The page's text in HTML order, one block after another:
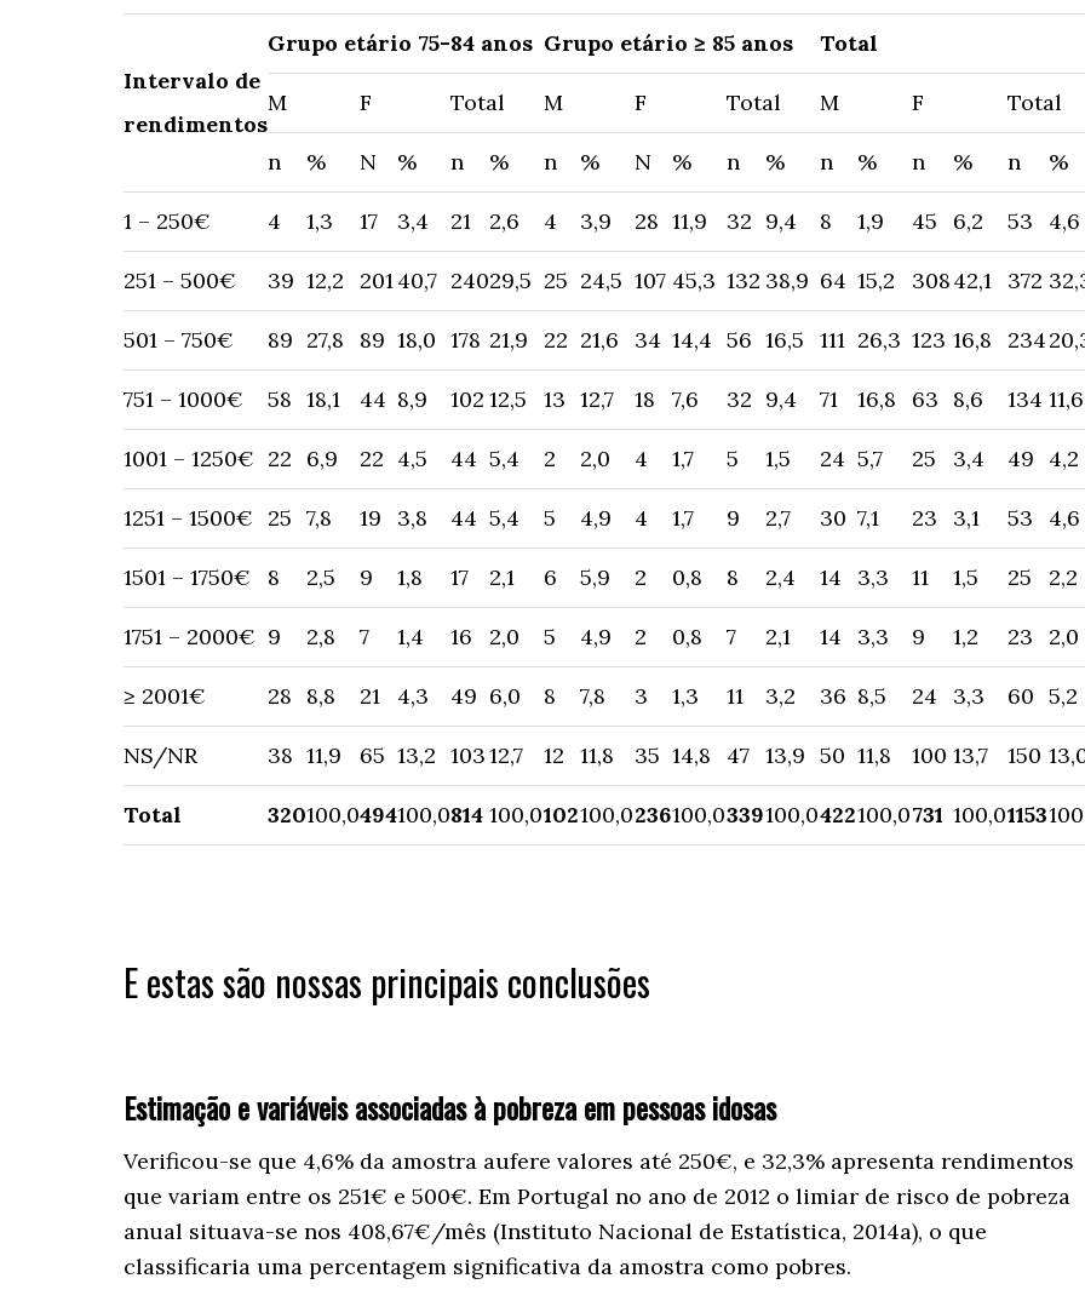
Intervalo de
rendimentos
Grupo etário 75-84 anos Grupo etário ≥ 85 anos Total
M F Total M F Total M F Total
n % N % n % n % N % n % n % n % n %
1 – 250€ 4 1,3 17 3,4 21 2,6 4 3,9 28 11,9 32 9,4 8 1,9 45 6,2 53 4,6
251 – 500€ 39 12,2 20140,7 24029,5 25 24,5 107 45,3 132 38,9 64 15,2 30842,1 372
501 – 750€ 89 27,8 89 18,0 178 21,9 22 21,6 34 14,4 56 16,5 111 26,3 123 16,8 234
751 – 1000€ 58 18,1 44 8,9 102 12,5 13 12,7 18 7,6 32 9,4 71 16,8 63 8,6 134 11,6
1001 – 1250€ 22 6,9 22 4,5 44 5,4 2 2,0 4 1,7 5 1,5 24 5,7 25 3,4 49 4,2
1251 – 1500€ 25 7,8 19 3,8 44 5,4 5 4,9 4 1,7 9 2,7 30 7,1 23 3,1 53 4,6
1501 – 1750€ 8 2,5 9 1,8 17 2,1 6 5,9 2 0,8 8 2,4 14 3,3 11 1,5 25 2,2
1751 – 2000€ 9 2,8 7 1,4 16 2,0 5 4,9 2 0,8 7 2,1 14 3,3 9 1,2 23 2,0
≥ 2001€ 28 8,8 21 4,3 49 6,0 8 7,8 3 1,3 11 3,2 36 8,5 24 3,3 60 5,2
NS/NR 38 11,9 65 13,2 10312,7 12 11,8 35 14,8 47 13,9 50 11,8 100 13,7 150
Total 320100,0494100,0814 100,0102100,0236100,0339100,0422100,0731 100,01153
E estas são nossas principais conclusões
Estimação e variáveis associadas à pobreza em pessoas idosas
Verificou-se que 4,6% da amostra aufere valores até 250€, e 32,3% apresenta rendimentos
que variam entre os 251€ e 500€. Em Portugal no ano de 2012 o limiar de risco de pobreza
anual situava-se nos 408,67€/mês (Instituto Nacional de Estatística, 2014a), o que
classificaria uma percentagem significativa da amostra como pobres.